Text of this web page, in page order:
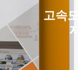
고속